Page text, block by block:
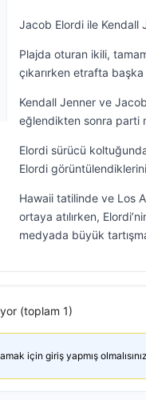
Jacob Elordi ile Kendall
Plajda oturan ikili,
çıkarırken etrafta
Kendall Jenner ve
eğlendikten sonra parti
Elordi sürücü
Elordi
Hawaii tatilinde ve Los
ortaya atılırken,
medyada büyük
(toplam 1)
için giriş yapmış